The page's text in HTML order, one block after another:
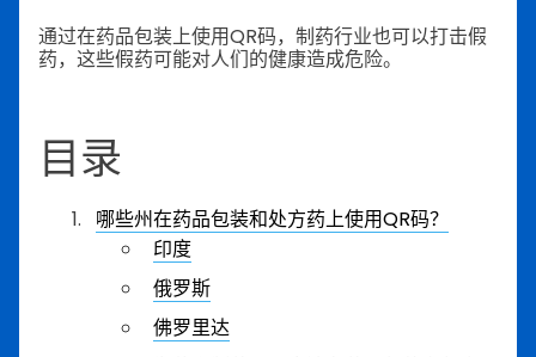
通过在药品包装上使用QR码，制药行业也可以打击假
药，这些假药可能对人们的健康造成危险。
目录
哪些州在药品包装和处方药上使用QR码？
印度
俄罗斯
佛罗里达